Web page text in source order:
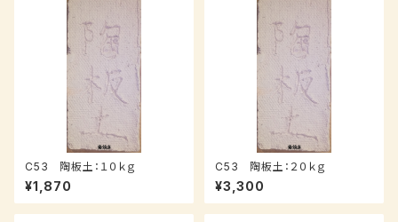
C53 陶板土：１０ｋｇ
¥1,870
C53 陶板土：２０ｋｇ
¥3,300